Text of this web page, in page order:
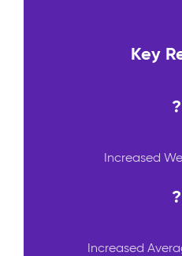
Key
?
Increased
?
Increased